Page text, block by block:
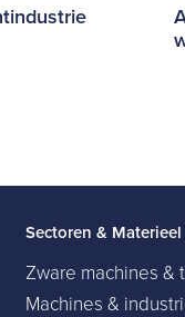
Sectoren & Materieel
Zware machines &
Machines &